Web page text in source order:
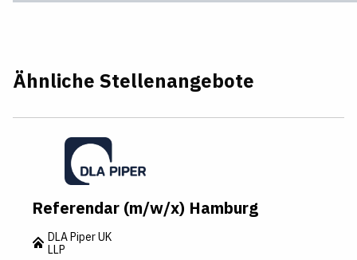
Ähnliche Stellenangebote
Referendar (m/w/x) Hamburg
DLA Piper UK
LLP